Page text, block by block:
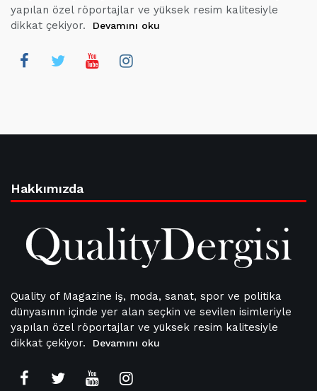
yapılan özel röportajlar ve yüksek resim kalitesiyle
dikkat çekiyor.
Devamını oku
Hakkımızda
Quality of Magazine iş, moda, sanat, spor ve politika
dünyasının içinde yer alan seçkin ve sevilen isimleriyle
yapılan özel röportajlar ve yüksek resim kalitesiyle
dikkat çekiyor.
Devamını oku